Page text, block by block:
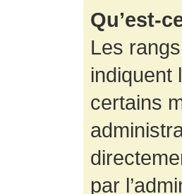
Qu’est-
Les
indiquent
certains
par